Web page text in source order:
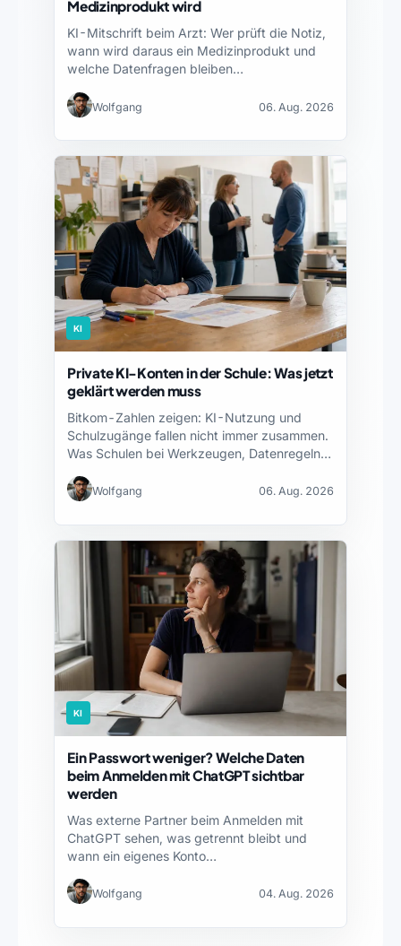
Medizinprodukt wird
KI-Mitschrift beim Arzt: Wer prüft die Notiz,
wann wird daraus ein Medizinprodukt und
welche Datenfragen bleiben…
Wolfgang 06. Aug. 2026
KI
Private KI-Konten in der Schule: Was jetzt
geklärt werden muss
Bitkom-Zahlen zeigen: KI-Nutzung und
Schulzugänge fallen nicht immer zusammen.
Was Schulen bei Werkzeugen, Datenregeln
Wolfgang 06. Aug. 2026
KI
Ein Passwort weniger? Welche Daten
beim Anmelden mit ChatGPT sichtbar
werden
Was externe Partner beim Anmelden mit
ChatGPT sehen, was getrennt bleibt und
wann ein eigenes Konto…
Wolfgang 04. Aug. 2026